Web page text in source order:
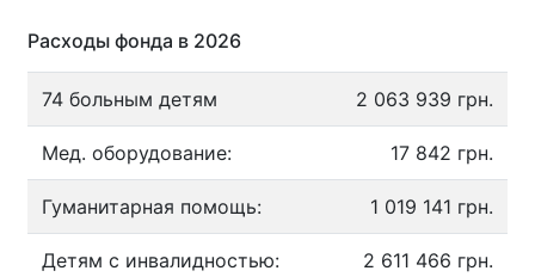
Расходы фонда в 2026
74 больным детям 2 063 939 грн.
Мед. оборудование: 17 842 грн.
Гуманитарная помощь: 1 019 141 грн.
Детям с инвалидностью: 2 611 466 грн.